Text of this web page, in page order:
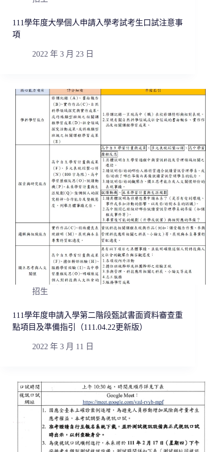
111學年度大學個人申請入學考試考生口試注意事
項
2022 年 3 月 23 日
招生
111學年度申請入學第二階段甄試書面資料審查重
點項目及準備指引（111.04.22更新版）
2022 年 3 月 11 日